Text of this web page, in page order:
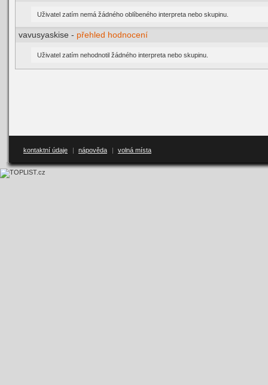
Uživatel zatím nemá žádného oblíbeného interpreta nebo skupinu.
vavusyaskise - přehled hodnocení
Uživatel zatím nehodnotil žádného interpreta nebo skupinu.
kontaktní údaje | nápověda | volná místa